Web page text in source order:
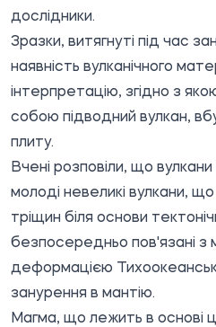
дослідники.
Зразки, витягнуті під час
наявність вулканічного
інтерпретацію, згідно з
собою підводний вулкан,
плиту.
Вчені розповіли, що
молоді невеликі вулкани,
тріщин біля основи
безпосередньо пов'язані з
деформацією
занурення в мантію.
Магма, що лежить в основі